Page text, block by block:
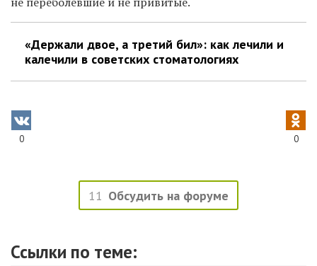
«Держали двое, а третий бил»: как лечили и
калечили в советских стоматологиях
0 0
11 Обсудить на форуме
Ссылки по теме: